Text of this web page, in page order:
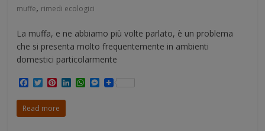
muffe, rimedi ecologici
La muffa, e ne abbiamo più volte parlato, è un problema
che si presenta molto frequentemente in ambienti
domestici particolarmente
F
c
e
b
T
i
t
t
P
n
t
e
L W M
Read more